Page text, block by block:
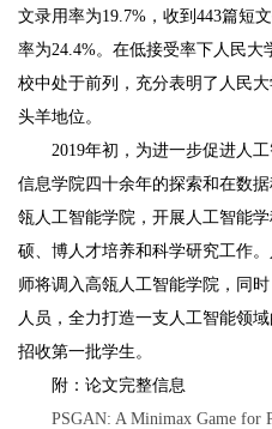
文录用率为19.7%，收到443篇短
率为24.4%。在低接受率下人民
校中处于前列，充分表明了人民
头羊地位。
2019年初，为进一步促进人
信息学院四十余年的探索和在数
瓴人工智能学院，开展人工智能
硕、博人才培养和科学研究工作
师将调入高瓴人工智能学院，同
人员，全力打造一支人工智能领
招收第一批学生。
附：论文完整信息
PSGAN: A Minimax Game for